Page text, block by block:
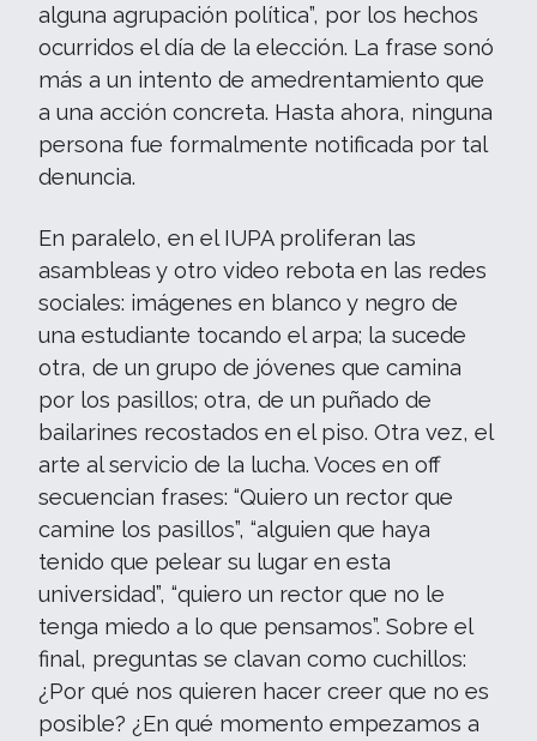
alguna agrupación política”, por los hechos
ocurridos el día de la elección. La frase sonó
más a un intento de amedrentamiento que
a una acción concreta. Hasta ahora, ninguna
persona fue formalmente notificada por tal
denuncia.
En paralelo, en el IUPA proliferan las
asambleas y otro video rebota en las redes
sociales: imágenes en blanco y negro de
una estudiante tocando el arpa; la sucede
otra, de un grupo de jóvenes que camina
por los pasillos; otra, de un puñado de
bailarines recostados en el piso. Otra vez, el
arte al servicio de la lucha. Voces en off
secuencian frases: “Quiero un rector que
camine los pasillos”, “alguien que haya
tenido que pelear su lugar en esta
universidad”, “quiero un rector que no le
tenga miedo a lo que pensamos”. Sobre el
final, preguntas se clavan como cuchillos:
¿Por qué nos quieren hacer creer que no es
posible? ¿En qué momento empezamos a